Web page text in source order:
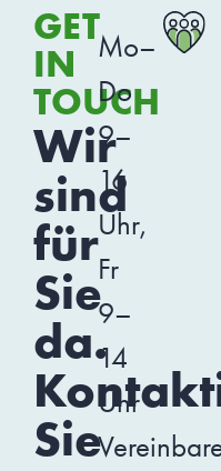
GET
IN
TOUCH
Wir
sind
für
Sie
da.
Sie
Mo–
Do
9–
16
Uhr,
Fr
9–
14
Uhr